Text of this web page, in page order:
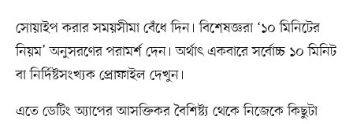
সোয়াইপ করার সময়সীমা বেঁধে দিন। বিশেষজ্ঞরা ‘১০ মিনিটের
নিয়ম’ অনুসরণের পরামর্শ দেন। অর্থাৎ একবারে সর্বোচ্চ ১০ মিনিট
বা নির্দিষ্টসংখ্যক প্রোফাইল দেখুন।
এতে ডেটিং অ্যাপের আসক্তিকর বৈশিষ্ট্য থেকে নিজেকে কিছুটা